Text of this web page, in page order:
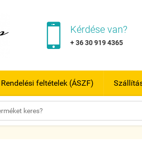
 Kérdése van?
+ 36 30 919 4365
Rendelési feltételek (ÁSZF)